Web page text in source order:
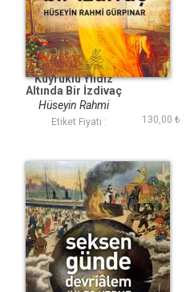
Kuyruklu Yıldız
Altında Bir İzdivaç
(Antik Dünya
Klasikleri)
Hüseyin Rahmi
Gürpınar
Etiket Fiyatı : 130,00 ₺